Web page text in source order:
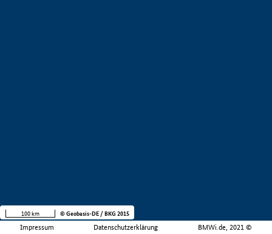
Impressum Datenschutzerklärung BMWi.de, 2021 ©
100 km © Geobasis-DE / BKG 2015